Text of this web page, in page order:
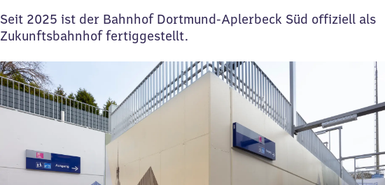
Seit 2025 ist der Bahnhof Dortmund-Aplerbeck Süd offiziell als
Zukunftsbahnhof fertiggestellt.